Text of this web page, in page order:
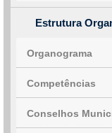
Estrutura
Organograma
Competências
Conselhos